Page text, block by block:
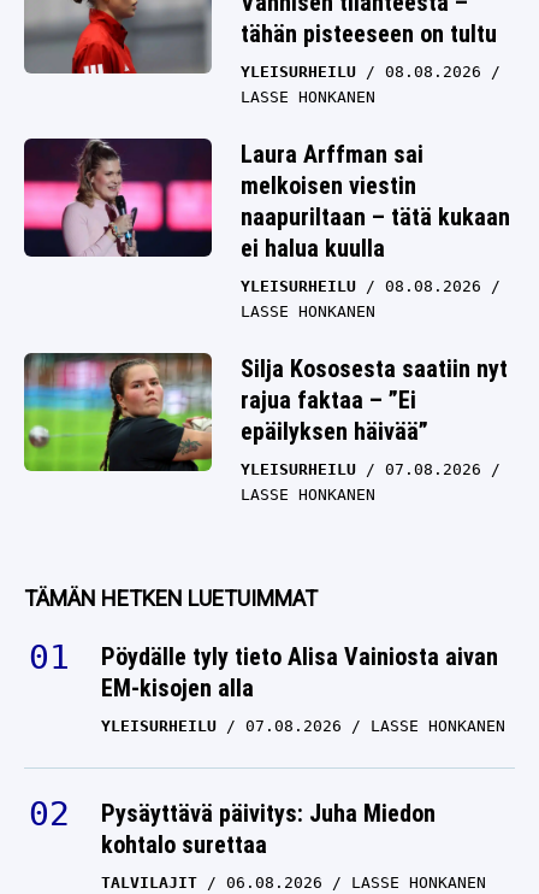
tähän pisteeseen on tultu
YLEISURHEILU
08.08.2026
LASSE HONKANEN
Laura Arffman sai
melkoisen viestin
naapuriltaan – tätä kukaan
ei halua kuulla
YLEISURHEILU
08.08.2026
LASSE HONKANEN
Silja Kososesta saatiin nyt
rajua faktaa – ”Ei
epäilyksen häivää”
YLEISURHEILU
07.08.2026
LASSE HONKANEN
TÄMÄN HETKEN LUETUIMMAT
Pöydälle tyly tieto Alisa Vainiosta aivan
EM-kisojen alla
YLEISURHEILU 07.08.2026 LASSE HONKANEN
Pysäyttävä päivitys: Juha Miedon
kohtalo surettaa
TALVILAJIT 06.08.2026 LASSE HONKANEN